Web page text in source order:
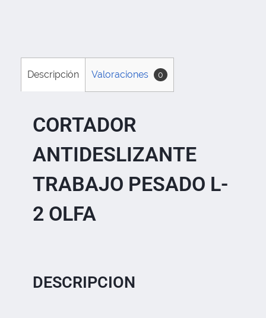
Descripción Valoraciones 0
CORTADOR
ANTIDESLIZANTE
TRABAJO PESADO L-
2 OLFA
DESCRIPCION